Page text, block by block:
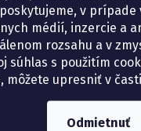
v prípade
médií, inzercie a
rozsahu a v
súhlas s použitím
upresniť v
Odmietnuť